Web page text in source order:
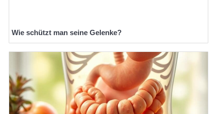
Wie schützt man seine Gelenke?